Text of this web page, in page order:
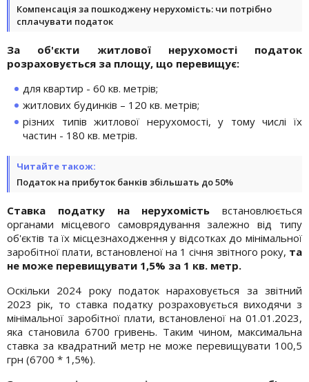
Компенсація за пошкоджену нерухомість: чи потрібно
сплачувати податок
За об'єкти житлової нерухомості податок
розраховується за площу, що перевищує:
для квартир - 60 кв. метрів;
житлових будинків – 120 кв. метрів;
різних типів житлової нерухомості, у тому числі їх
частин - 180 кв. метрів.
Читайте також:
Податок на прибуток банків збільшать до 50%
Ставка податку на нерухомість встановлюється
органами місцевого самоврядування залежно від типу
об'єктів та їх місцезнаходження у відсотках до мінімальної
заробітної плати, встановленої на 1 січня звітного року, та
не може перевищувати 1,5% за 1 кв. метр.
Оскільки 2024 року податок нараховується за звітний
2023 рік, то ставка податку розраховується виходячи з
мінімальної заробітної плати, встановленої на 01.01.2023,
яка становила 6700 гривень. Таким чином, максимальна
ставка за квадратний метр не може перевищувати 100,5
грн (6700 * 1,5%).